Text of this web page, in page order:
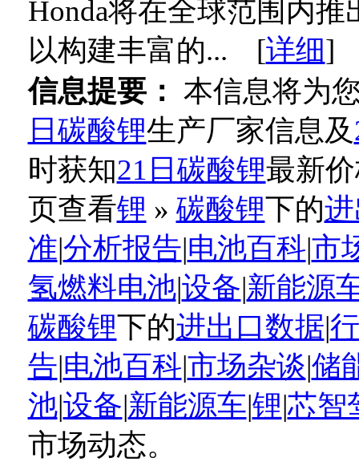
Honda将在全球范围内
以构建丰富的... [详细]
信息提要： 本信息将为
日碳酸锂生产厂家信息及
时获知21日碳酸锂最新
页查看锂 » 碳酸锂下的
准|分析报告|电池百科|市
氢燃料电池|设备|新能源
碳酸锂下的进出口数据|
告|电池百科|市场杂谈|储
池|设备|新能源车|锂|芯智
市场动态。